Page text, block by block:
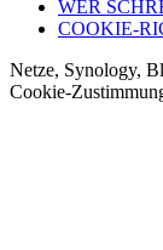
WER
COOKIE-
Netze, Synology,
Cookie-